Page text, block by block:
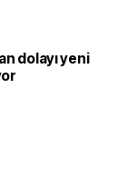
dolayı yeni